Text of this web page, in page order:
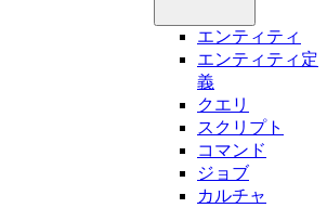
エンティティ
エンティティ定
義
クエリ
スクリプト
コマンド
ジョブ
カルチャ